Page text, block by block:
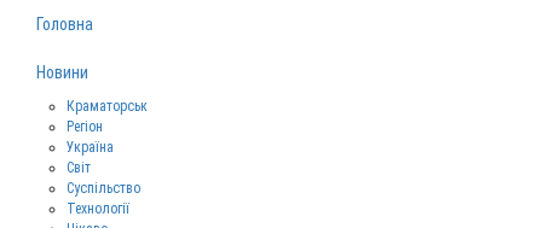
Головна
Новини
Краматорськ
Регіон
Україна
Світ
Суспільство
Технології